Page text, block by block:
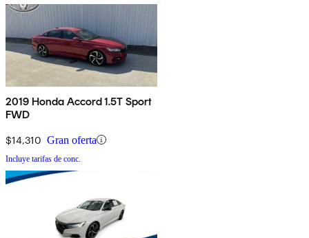
2019 Honda Accord 1.5T Sport
FWD
$14,310 Gran oferta
Incluye tarifas de conc.